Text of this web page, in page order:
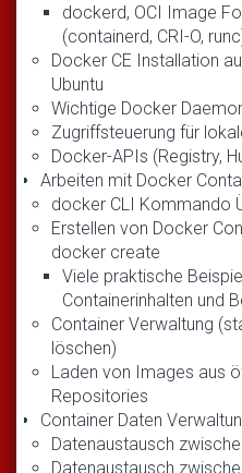
dockerd, OCI Image
(containerd, CRI-O,
Docker CE Installation
Ubuntu
Wichtige Docker
Zugriffsteuerung für
Docker-APIs (Registry,
Arbeiten mit Docker
docker CLI Kommando
Erstellen von Docker
docker create
Viele praktische
Containerinhalten und
Container Verwaltung
löschen)
Laden von Images aus
Repositories
Container Daten
Datenaustausch
Datenaustausch